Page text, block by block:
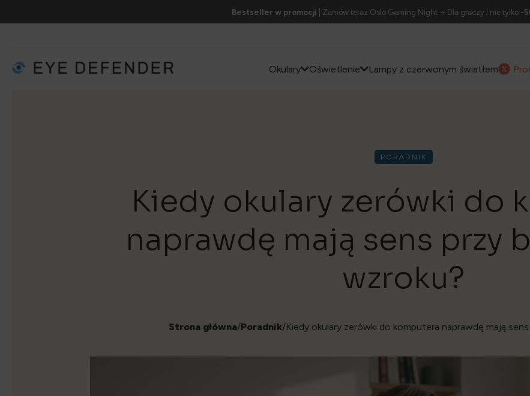
Bestseller w promocji | Zamów teraz Oslo Gaming Night → Dla graczy i nie tylko -
Okulary Oświetlenie Lampy z czerwonym światłem
PORADNIK
Kiedy okulary zerówki do
naprawdę mają sens przy
wzroku?
Strona główna/Poradnik/Kiedy okulary zerówki do komputera naprawdę mają